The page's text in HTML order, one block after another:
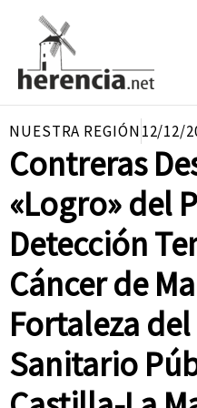
contenido
NUESTRA REGIÓN12/12/
Contreras
«Logro» del
Detección
Cáncer de
Fortaleza
Sanitario